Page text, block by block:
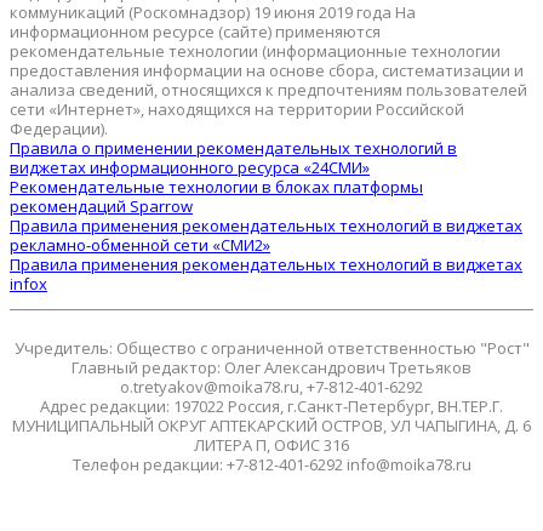
коммуникаций (Роскомнадзор) 19 июня 2019 года На
информационном ресурсе (сайте) применяются
рекомендательные технологии (информационные технологии
предоставления информации на основе сбора, систематизации и
анализа сведений, относящихся к предпочтениям пользователей
сети «Интернет», находящихся на территории Российской
Федерации).
Правила о применении рекомендательных технологий в
виджетах информационного ресурса «24СМИ»
Рекомендательные технологии в блоках платформы
рекомендаций Sparrow
Правила применения рекомендательных технологий в виджетах
рекламно-обменной сети «СМИ2»
Правила применения рекомендательных технологий в виджетах
infox
Учредитель: Общество с ограниченной ответственностью "Рост"
Главный редактор: Олег Александрович Третьяков
o.tretyakov@moika78.ru, +7-812-401-6292
Адрес редакции: 197022 Россия, г.Санкт-Петербург, ВН.ТЕР.Г.
МУНИЦИПАЛЬНЫЙ ОКРУГ АПТЕКАРСКИЙ ОСТРОВ, УЛ ЧАПЫГИНА, Д. 6
ЛИТЕРА П, ОФИС 316
Телефон редакции: +7-812-401-6292 info@moika78.ru